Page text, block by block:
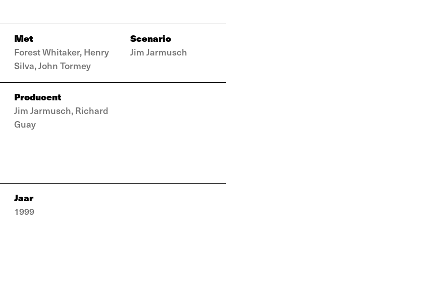
Met
Forest Whitaker, Henry
Silva, John Tormey
Scenario
Jim Jarmusch
Producent
Jim Jarmusch, Richard
Guay
Jaar
1999